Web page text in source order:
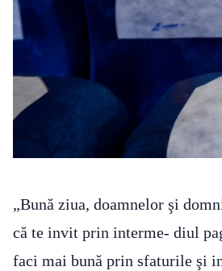
„Bună ziua, doamnelor şi
că te invit prin interme- diul
faci mai bună prin sfaturile şi